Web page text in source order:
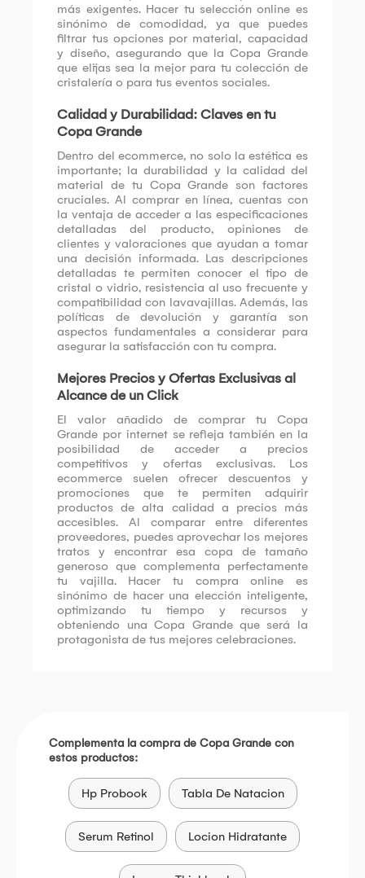
más exigentes. Hacer tu selección online es
sinónimo de comodidad, ya que puedes
filtrar tus opciones por material, capacidad
y diseño, asegurando que la Copa Grande
que elijas sea la mejor para tu colección de
cristalería o para tus eventos sociales.
Calidad y Durabilidad: Claves en tu
Copa Grande
Dentro del ecommerce, no solo la estética es
importante; la durabilidad y la calidad del
material de tu Copa Grande son factores
cruciales. Al comprar en línea, cuentas con
la ventaja de acceder a las especificaciones
detalladas del producto, opiniones de
clientes y valoraciones que ayudan a tomar
una decisión informada. Las descripciones
detalladas te permiten conocer el tipo de
cristal o vidrio, resistencia al uso frecuente y
compatibilidad con lavavajillas. Además, las
políticas de devolución y garantía son
aspectos fundamentales a considerar para
asegurar la satisfacción con tu compra.
Mejores Precios y Ofertas Exclusivas al
Alcance de un Click
El valor añadido de comprar tu Copa
Grande por internet se refleja también en la
posibilidad de acceder a precios
competitivos y ofertas exclusivas. Los
ecommerce suelen ofrecer descuentos y
promociones que te permiten adquirir
productos de alta calidad a precios más
accesibles. Al comparar entre diferentes
proveedores, puedes aprovechar los mejores
tratos y encontrar esa copa de tamaño
generoso que complementa perfectamente
tu vajilla. Hacer tu compra online es
sinónimo de hacer una elección inteligente,
optimizando tu tiempo y recursos y
obteniendo una Copa Grande que será la
protagonista de tus mejores celebraciones.
Complementa la compra de Copa Grande con
estos productos:
Hp Probook Tabla De Natacion
Serum Retinol Locion Hidratante